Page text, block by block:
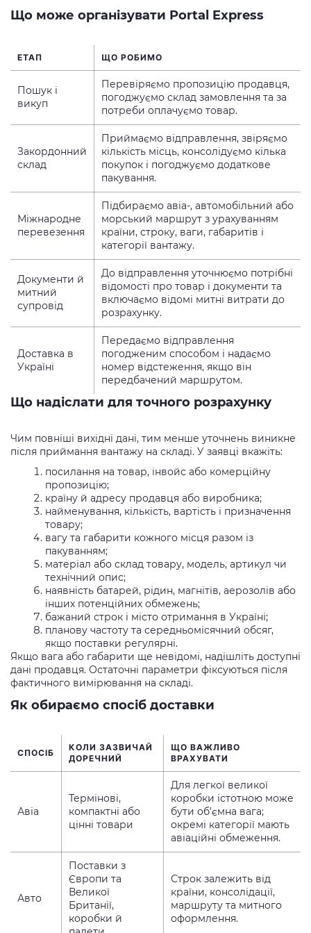
Що може організувати Portal Express
ЕТАП ЩО РОБИМО
Пошук і
викуп
Перевіряємо пропозицію продавця,
погоджуємо склад замовлення та за
потреби оплачуємо товар.
Закордонний
склад
Приймаємо відправлення, звіряємо
кількість місць, консолідуємо кілька
покупок і погоджуємо додаткове
пакування.
Міжнародне
перевезення
Підбираємо авіа-, автомобільний або
морський маршрут з урахуванням
країни, строку, ваги, габаритів і
категорії вантажу.
Документи й
митний
супровід
До відправлення уточнюємо потрібні
відомості про товар і документи та
включаємо відомі митні витрати до
розрахунку.
Доставка в
Україні
Передаємо відправлення
погодженим способом і надаємо
номер відстеження, якщо він
передбачений маршрутом.
Що надіслати для точного розрахунку
Чим повніші вихідні дані, тим менше уточнень виникне
після приймання вантажу на складі. У заявці вкажіть:
посилання на товар, інвойс або комерційну
пропозицію;
країну й адресу продавця або виробника;
найменування, кількість, вартість і призначення
товару;
вагу та габарити кожного місця разом із
пакуванням;
матеріал або склад товару, модель, артикул чи
технічний опис;
наявність батарей, рідин, магнітів, аерозолів або
інших потенційних обмежень;
бажаний строк і місто отримання в Україні;
планову частоту та середньомісячний обсяг,
якщо поставки регулярні.
Якщо вага або габарити ще невідомі, надішліть доступні
дані продавця. Остаточні параметри фіксуються після
фактичного вимірювання на складі.
Як обираємо спосіб доставки
СПОСІБ
КОЛИ ЗАЗВИЧАЙ
ДОРЕЧНИЙ
ЩО ВАЖЛИВО
ВРАХУВАТИ
Авіа
Термінові,
компактні або
цінні товари
Для легкої великої
коробки істотною може
бути об’ємна вага;
окремі категорії мають
авіаційні обмеження.
Авто
Поставки з
Європи та
Великої
Британії,
коробки й
Строк залежить від
країни, консолідації,
маршруту та митного
оформлення.